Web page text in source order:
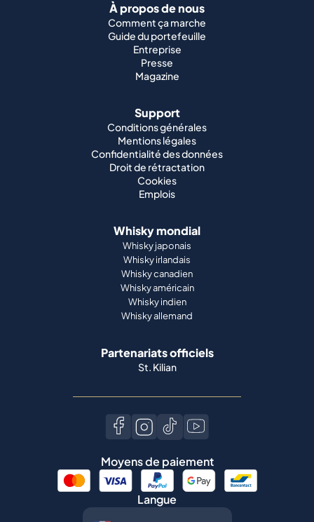
À propos de nous
Comment ça marche
Guide du portefeuille
Entreprise
Presse
Magazine
Support
Conditions générales
Mentions légales
Confidentialité des données
Droit de rétractation
Cookies
Emplois
Whisky mondial
Whisky japonais
Whisky irlandais
Whisky canadien
Whisky américain
Whisky indien
Whisky allemand
Partenariats officiels
St. Kilian
Moyens de paiement
Langue